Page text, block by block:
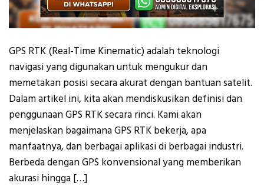
GPS RTK (Real-Time Kinematic) adalah teknologi
navigasi yang digunakan untuk mengukur dan
memetakan posisi secara akurat dengan bantuan satelit.
Dalam artikel ini, kita akan mendiskusikan definisi dan
penggunaan GPS RTK secara rinci. Kami akan
menjelaskan bagaimana GPS RTK bekerja, apa
manfaatnya, dan berbagai aplikasi di berbagai industri.
Berbeda dengan GPS konvensional yang memberikan
akurasi hingga […]